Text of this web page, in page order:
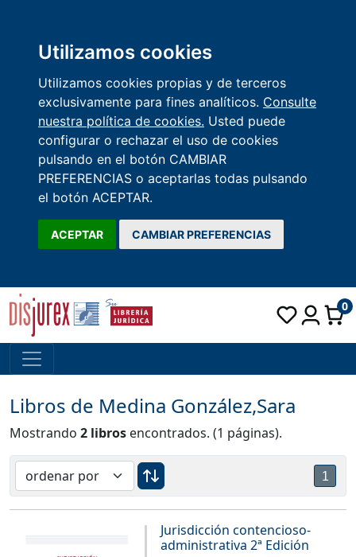
Utilizamos cookies
Utilizamos cookies propias y de terceros
exclusivamente para fines analíticos. Consulte
nuestra política de cookies. Usted puede
configurar o rechazar el uso de cookies
pulsando en el botón CAMBIAR
PREFERENCIAS o aceptarlas todas pulsando
el botón ACEPTAR.
ACEPTAR CAMBIAR PREFERENCIAS
0
Libros de Medina González,Sara
Mostrando 2 libros encontrados. (1 páginas).
1
Jurisdicción contencioso-
administrativa 2ª Edición